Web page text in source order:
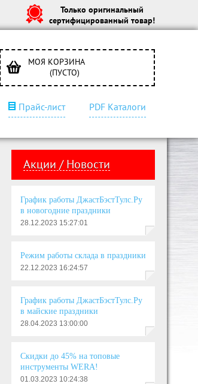
Только оригинальный
сертифицированный товар!
МОЯ КОРЗИНА
(ПУСТО)
Прайс-лист PDF Каталоги
Акции / Новости
График работы ДжастБэстТулс.Ру
в новогодние праздники
28.12.2023 15:27:01
Режим работы склада в праздники
22.12.2023 16:24:57
График работы ДжастБэстТулс.Ру
в майские праздники
28.04.2023 13:00:00
Скидки до 45% на топовые
инструменты WERA!
01.03.2023 10:24:38